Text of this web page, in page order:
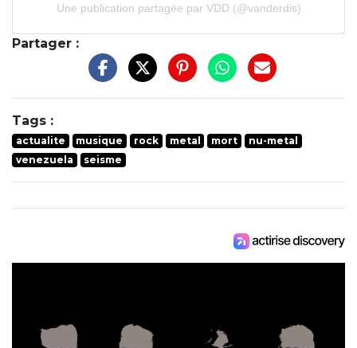
Une publication partagée par VDD (@vanderdis)
Partager :
Tags :
actualite musique rock metal mort
nu-metal
venezuela
seisme